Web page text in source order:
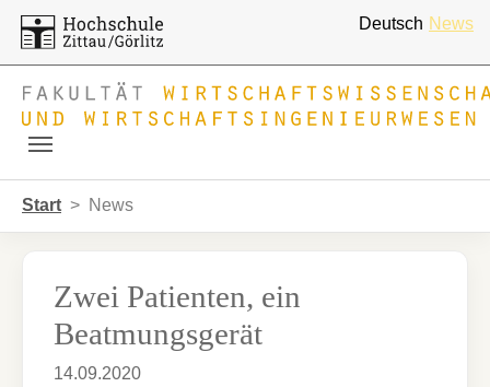
Deutsch News
Start News
Zwei Patienten, ein
Beatmungsgerät
14.09.2020